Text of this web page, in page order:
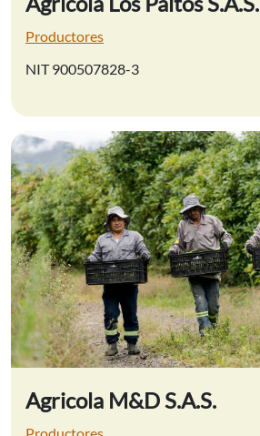
Productores
NIT 900507828-3
Agricola M&D S.A.S.